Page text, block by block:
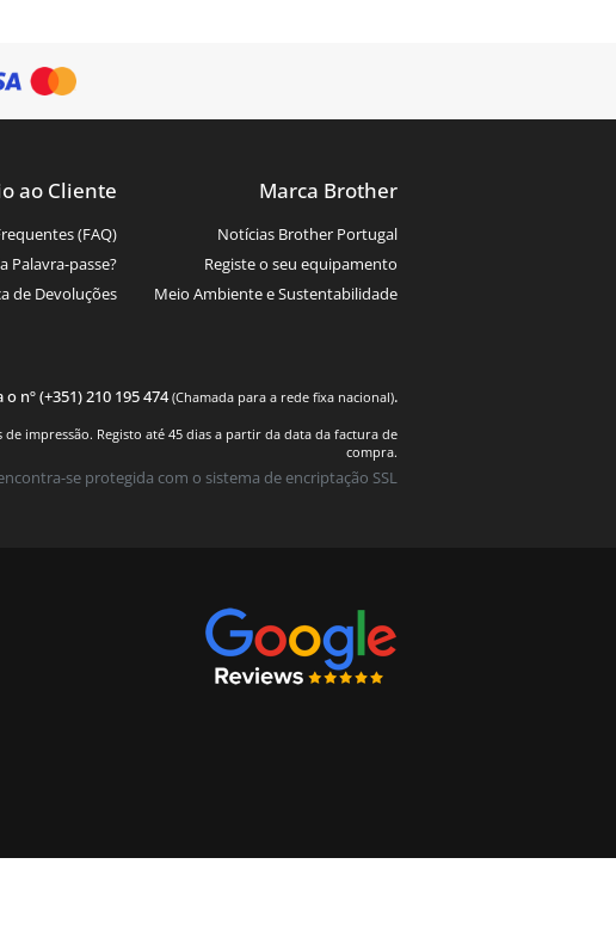
ao Cliente
(FAQ)
Palavra-passe?
de Devoluções
Marca Brother
Notícias Brother Portugal
Registe o seu equipamento
Meio Ambiente e Sustentabilidade
nº (+351) 210 195 474(Chamada para a rede fixa nacional).
impressão. Registo até 45 dias a partir da data da factura de
compra.
se protegida com o sistema de encriptação SSL